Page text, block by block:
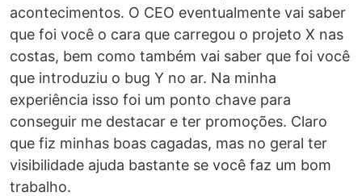
acontecimentos. O CEO eventualmente vai saber
que foi você o cara que carregou o projeto X nas
costas, bem como também vai saber que foi você
que introduziu o bug Y no ar. Na minha
experiência isso foi um ponto chave para
conseguir me destacar e ter promoções. Claro
que fiz minhas boas cagadas, mas no geral ter
visibilidade ajuda bastante se você faz um bom
trabalho.